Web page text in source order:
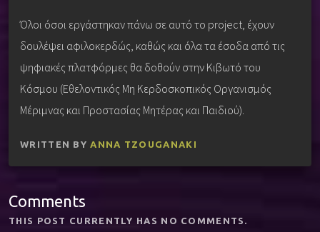
Όλοι όσοι εργάστηκαν πάνω σε αυτό το project, έχουν
δουλέψει αφιλοκερδώς, καθώς και όλα τα έσοδα από τις
ψηφιακές πλατφόρμες θα δοθούν στην Κιβωτό του
Κόσμου (Εθελοντικός Μη Κερδοσκοπικός Οργανισμός
Μέριμνας και Προστασίας Μητέρας και Παιδιού).
WRITTEN BY ANNA TZOUGANAKI
Comments
THIS POST CURRENTLY HAS NO COMMENTS.